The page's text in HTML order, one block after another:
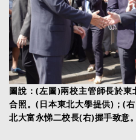
圖說：(左圖)兩校主管師長於
合照。(日本東北大學提供)；(
北大富永悌二校長(右)握手致意。